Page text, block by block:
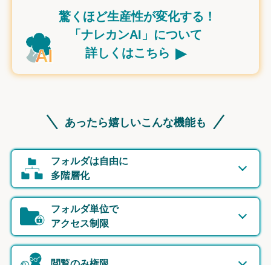
驚くほど生産性が変化する！
「ナレカンAI」について
詳しくはこちら ▸
あったら嬉しいこんな機能も
フォルダは自由に
多階層化
フォルダ単位で
アクセス制限